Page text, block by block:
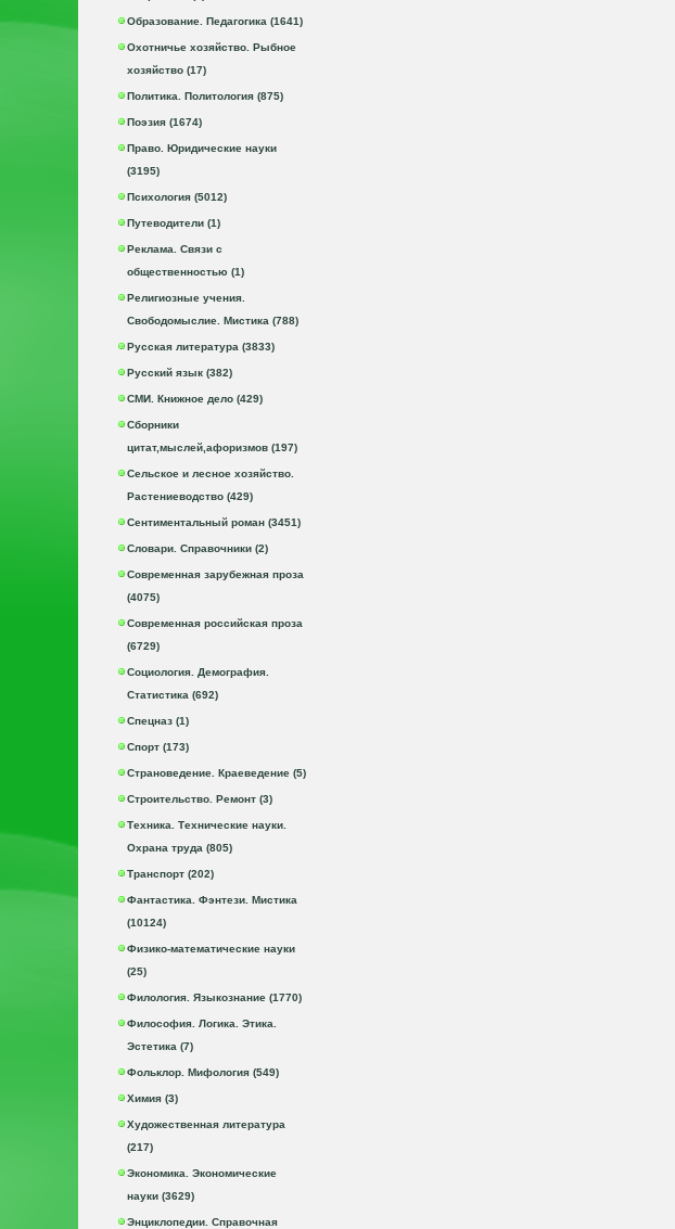
Образование. Педагогика (1641)
Охотничье хозяйство. Рыбное
хозяйство (17)
Политика. Политология (875)
Поэзия (1674)
Право. Юридические науки
(3195)
Психология (5012)
Путеводители (1)
Реклама. Связи с
общественностью (1)
Религиозные учения.
Свободомыслие. Мистика (788)
Русская литература (3833)
Русский язык (382)
СМИ. Книжное дело (429)
Сборники
цитат,мыслей,афоризмов (197)
Сельское и лесное хозяйство.
Растениеводство (429)
Сентиментальный роман (3451)
Словари. Справочники (2)
Современная зарубежная проза
(4075)
Современная российская проза
(6729)
Социология. Демография.
Статистика (692)
Спецназ (1)
Спорт (173)
Страноведение. Краеведение (5)
Строительство. Ремонт (3)
Техника. Технические науки.
Охрана труда (805)
Транспорт (202)
Фантастика. Фэнтези. Мистика
(10124)
Физико-математические науки
(25)
Филология. Языкознание (1770)
Философия. Логика. Этика.
Эстетика (7)
Фольклор. Мифология (549)
Химия (3)
Художественная литература
(217)
Экономика. Экономические
науки (3629)
Энциклопедии. Справочная